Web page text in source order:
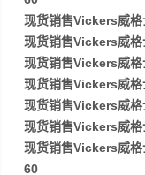
现货销售Vickers威
现货销售Vickers威
现货销售Vickers威
现货销售Vickers威
现货销售Vickers威
现货销售Vickers威
现货销售Vickers威
60